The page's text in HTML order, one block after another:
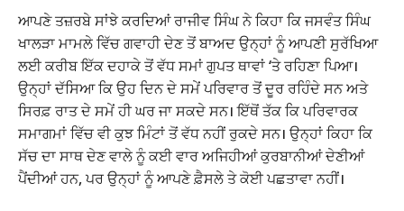
ਆਪਣੇ ਤਜ਼ਰਬੇ ਸਾਂਝੇ ਕਰਦਿਆਂ ਰਾਜੀਵ ਸਿੰਘ ਨੇ ਕਿਹਾ ਕਿ ਜਸਵੰਤ ਸਿੰਘ
ਖਾਲੜਾ ਮਾਮਲੇ ਵਿੱਚ ਗਵਾਹੀ ਦੇਣ ਤੋਂ ਬਾਅਦ ਉਨ੍ਹਾਂ ਨੂੰ ਆਪਣੀ ਸੁਰੱਖਿਆ
ਲਈ ਕਰੀਬ ਇੱਕ ਦਹਾਕੇ ਤੋਂ ਵੱਧ ਸਮਾਂ ਗੁਪਤ ਥਾਵਾਂ ‘ਤੇ ਰਹਿਣਾ ਪਿਆ।
ਉਨ੍ਹਾਂ ਦੱਸਿਆ ਕਿ ਉਹ ਦਿਨ ਦੇ ਸਮੇਂ ਪਰਿਵਾਰ ਤੋਂ ਦੂਰ ਰਹਿੰਦੇ ਸਨ ਅਤੇ
ਸਿਰਫ਼ ਰਾਤ ਦੇ ਸਮੇਂ ਹੀ ਘਰ ਜਾ ਸਕਦੇ ਸਨ। ਇੱਥੋਂ ਤੱਕ ਕਿ ਪਰਿਵਾਰਕ
ਸਮਾਗਮਾਂ ਵਿੱਚ ਵੀ ਕੁਝ ਮਿੰਟਾਂ ਤੋਂ ਵੱਧ ਨਹੀਂ ਰੁਕਦੇ ਸਨ। ਉਨ੍ਹਾਂ ਕਿਹਾ ਕਿ
ਸੱਚ ਦਾ ਸਾਥ ਦੇਣ ਵਾਲੇ ਨੂੰ ਕਈ ਵਾਰ ਅਜਿਹੀਆਂ ਕੁਰਬਾਨੀਆਂ ਦੇਣੀਆਂ
ਪੈਂਦੀਆਂ ਹਨ, ਪਰ ਉਨ੍ਹਾਂ ਨੂੰ ਆਪਣੇ ਫ਼ੈਸਲੇ ਤੇ ਕੋਈ ਪਛਤਾਵਾ ਨਹੀਂ।